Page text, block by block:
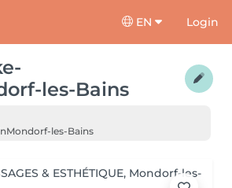
EN Login
les-Bains
Mondorf-les-Bains